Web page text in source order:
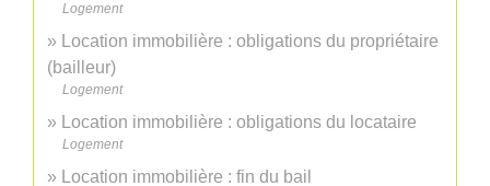
Logement
Location immobilière : obligations du propriétaire
(bailleur)
Logement
Location immobilière : obligations du locataire
Logement
Location immobilière : fin du bail